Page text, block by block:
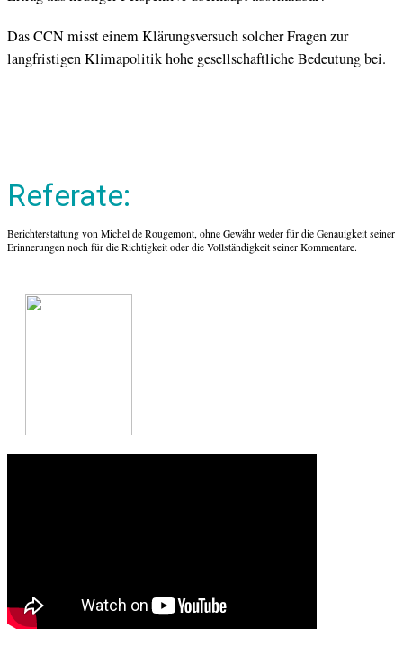
Das CCN misst einem Klärungsversuch solcher Fragen zur
langfristigen Klimapolitik hohe gesellschaftliche Bedeutung bei.
Referate:
Berichterstattung von Michel de Rougemont, ohne Gewähr weder für die Genauigkeit seiner
Erinnerungen noch für die Richtigkeit oder die Vollständigkeit seiner Kommentare.